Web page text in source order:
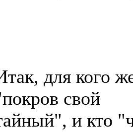
для кого
свой
и кто